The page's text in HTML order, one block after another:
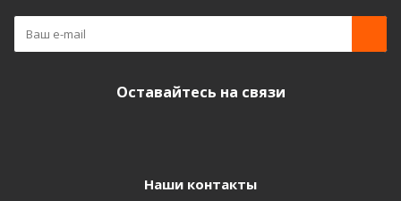
Оставайтесь на связи
Наши контакты